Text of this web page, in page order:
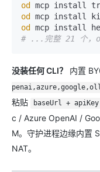
od
mcp
od
mcp
od
mcp install
# ...完整 21 个
没装任何 CLI？ 内置
粘贴
baseUrl +
c / Azure OpenAI /
M。守护进程边缘内置
NAT。